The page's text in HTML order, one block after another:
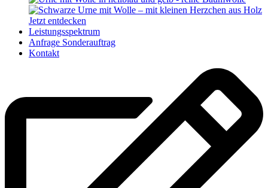
Jetzt entdecken
Leistungsspektrum
Anfrage Sonderauftrag
Kontakt